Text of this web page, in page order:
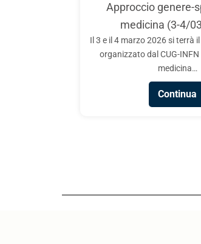
Approccio genere-
medicina (3-4/
Il 3 e il 4 marzo 2026 si terrà
organizzato dal CUG-
medicina…
Continua
Garanzia di ASI, ENEA,
ISTAT e